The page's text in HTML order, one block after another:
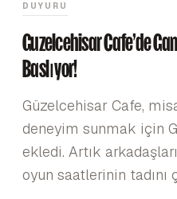
DUYURU
Güzelcehisar Cafe'de
Başlıyor!
Güzelcehisar Cafe,
deneyim sunmak için
ekledi. Artık
oyun saatlerinin tadını